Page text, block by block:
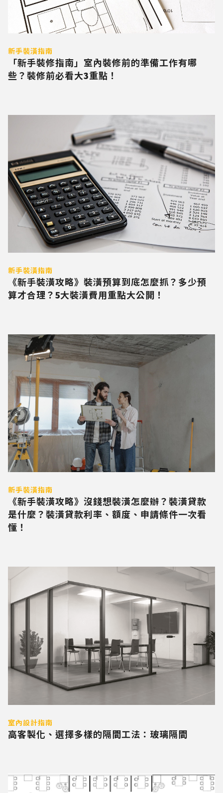
新手裝潢指南
「新手裝修指南」室內裝修前的準備工作有哪
些？裝修前必看大3重點！
新手裝潢指南
《新手裝潢攻略》裝潢預算到底怎麼抓？多少預
算才合理？5大裝潢費用重點大公開！
新手裝潢指南
《新手裝潢攻略》沒錢想裝潢怎麼辦？裝潢貸款
是什麼？裝潢貸款利率、額度、申請條件一次看
懂！
室內設計指南
高客製化、選擇多樣的隔間工法：玻璃隔間